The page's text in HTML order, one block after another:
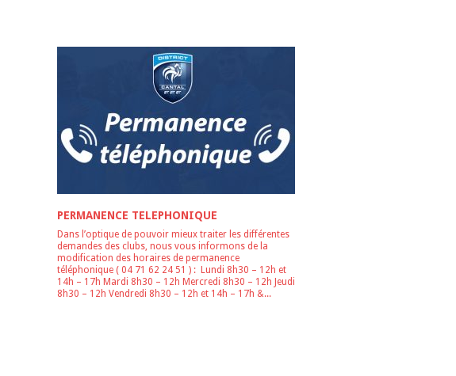
PERMANENCE TELEPHONIQUE
Dans l’optique de pouvoir mieux traiter les différentes
demandes des clubs, nous vous informons de la
modification des horaires de permanence
téléphonique ( 04 71 62 24 51 ) : Lundi 8h30 – 12h et
14h – 17h Mardi 8h30 – 12h Mercredi 8h30 – 12h Jeudi
8h30 – 12h Vendredi 8h30 – 12h et 14h – 17h &...